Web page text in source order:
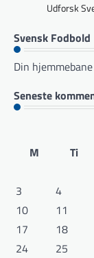
Udforsk
Svensk Fodbold
Din
Seneste
M
Ti
3
4
10
11
17
18
24
25